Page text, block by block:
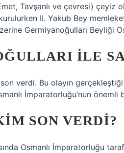
Tavşanlı ve çevresi) çeyiz
II. Yakub Bey
Germiyanoğulları Beyliği
ILE
verdi. Bu olayın gerçekleştiği
İmparatorluğu’nun önemli
SON VERDI?
Osmanlı İmparatorluğu